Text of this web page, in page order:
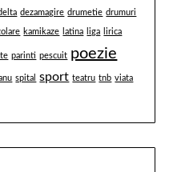
dezamagire drumetie drumuri
kamikaze latina liga lirica
parinti pescuit poezie
spital sport teatru tnb viata